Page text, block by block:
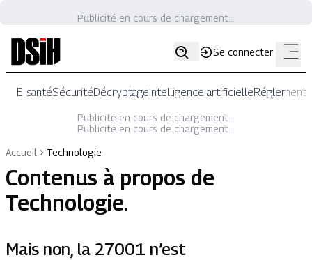
Publicité en cours de chargement...
Se connecter
E-santéSécuritéDécryptageIntelligence artificielle
Publicité en cours de chargement...
Publicité en cours de chargement...
Accueil
Technologie
Contenus à propos de
Technologie.
Mais non, la 27001 n’est